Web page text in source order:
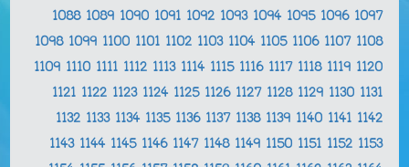
1088 1089 1090 1091 1092 1093 1094 1095 1096 1097
1098 1099 1100 1101 1102 1103 1104 1105 1106 1107 1108
1109 1110 1111 1112 1113 1114 1115 1116 1117 1118 1119 1120
1121 1122 1123 1124 1125 1126 1127 1128 1129 1130 1131
1132 1133 1134 1135 1136 1137 1138 1139 1140 1141 1142
1143 1144 1145 1146 1147 1148 1149 1150 1151 1152 1153